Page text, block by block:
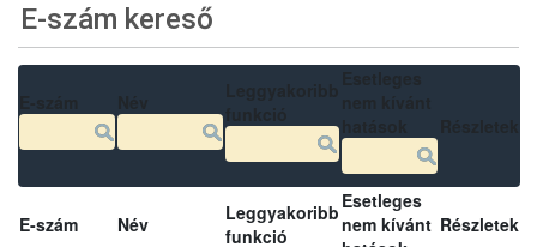
E-szám kereső
E-szám Név
Leggyakoribb
funkció
Esetleges
nem kívánt Részletek